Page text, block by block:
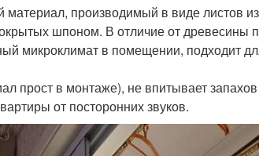
производимый в виде листов
шпоном. В отличие от древесины
микроклимат в помещении, подходит
прост в монтаже), не впитывает
от посторонних звуков.